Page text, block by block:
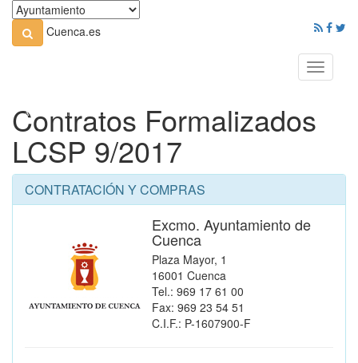
Cuenca.es
Toggle
Contratos Formalizados
LCSP 9/2017
CONTRATACIÓN Y COMPRAS
Excmo. Ayuntamiento de
Cuenca
Plaza Mayor, 1
16001 Cuenca
Tel.: 969 17 61 00
Fax: 969 23 54 51
C.I.F.: P-1607900-F